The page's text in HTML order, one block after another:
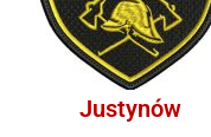
Justynów